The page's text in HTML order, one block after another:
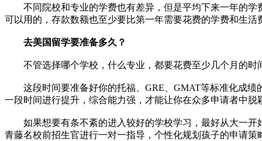
不同院校和专业的学费也有差异，但是平均下来一年的学
可以用的，存款数额也至少要比第一年需要花费的学费和生
去美国留学要准备多久？
不管选择哪个学校，什么专业，都要花费至少几个月的时
这段时间要准备好你的托福、GRE、GMAT等标准化成绩
一段时间进行提升，综合能力强，才能让你在众多申请者中
如果想要有条不紊的进入较好的学校学习，最好从大一开
青藤名校前招生官进行一对一指导，个性化规划孩子的申请